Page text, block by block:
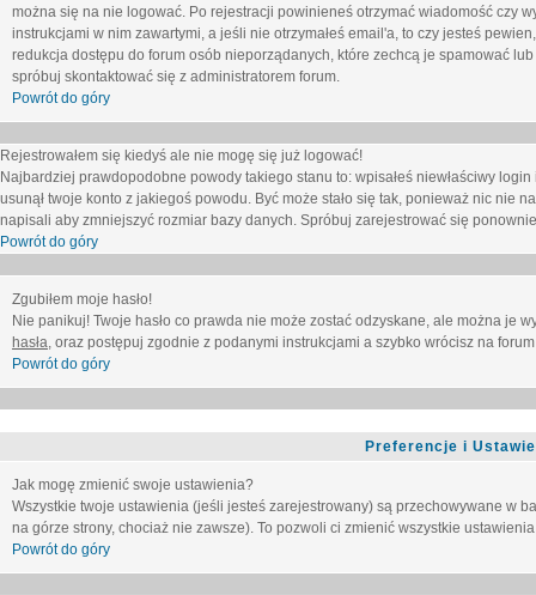
można się na nie logować. Po rejestracji powinieneś otrzymać wiadomość czy
instrukcjami w nim zawartymi, a jeśli nie otrzymałeś email'a, to czy jesteś
redukcja dostępu do forum osób nieporządanych, które zechcą je spamować
spróbuj skontaktować się z administratorem forum.
Powrót do góry
Rejestrowałem się kiedyś ale nie mogę się już logować!
Najbardziej prawdopodobne powody takiego stanu to: wpisałeś niewłaściwy
usunął twoje konto z jakiegoś powodu. Być może stało się tak, ponieważ nic nie
napisali aby zmniejszyć rozmiar bazy danych. Spróbuj zarejestrować się
Powrót do góry
Zgubiłem moje hasło!
Nie panikuj! Twoje hasło co prawda nie może zostać odzyskane, ale można je
hasła, oraz postępuj zgodnie z podanymi instrukcjami a szybko wrócisz na forum
Powrót do góry
Preferencje i
Jak mogę zmienić swoje ustawienia?
Wszystkie twoje ustawienia (jeśli jesteś zarejestrowany) są przechowywane w
na górze strony, chociaż nie zawsze). To pozwoli ci zmienić wszystkie
Powrót do góry